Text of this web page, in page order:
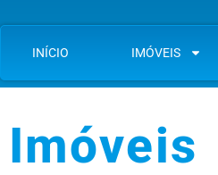
INÍCIO IMÓVEIS
Imóveis